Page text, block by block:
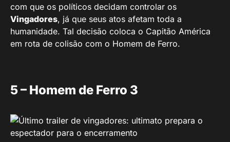
com que os políticos decidam controlar os
Vingadores, já que seus atos afetam toda a
humanidade. Tal decisão coloca o Capitão América
em rota de colisão com o Homem de Ferro.
5 – Homem de Ferro 3